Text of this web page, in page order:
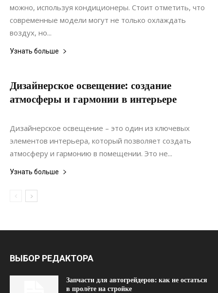
можно, используя кондиционеры. Стоит отметить, что
современные модели могут не только охлаждать
воздух, но...
Узнать больше
Дизайнерское освещение: создание
атмосферы и гармонии в интерьере
20.06.2022
Дизайнерское освещение – это один из ключевых
элементов интерьера, который позволяет создать
атмосферу и гармонию в помещении. Это не...
Узнать больше
ВЫБОР РЕДАКТОРА
Запчасти для автогрейдеров: как не остаться
в пролёте на стройке